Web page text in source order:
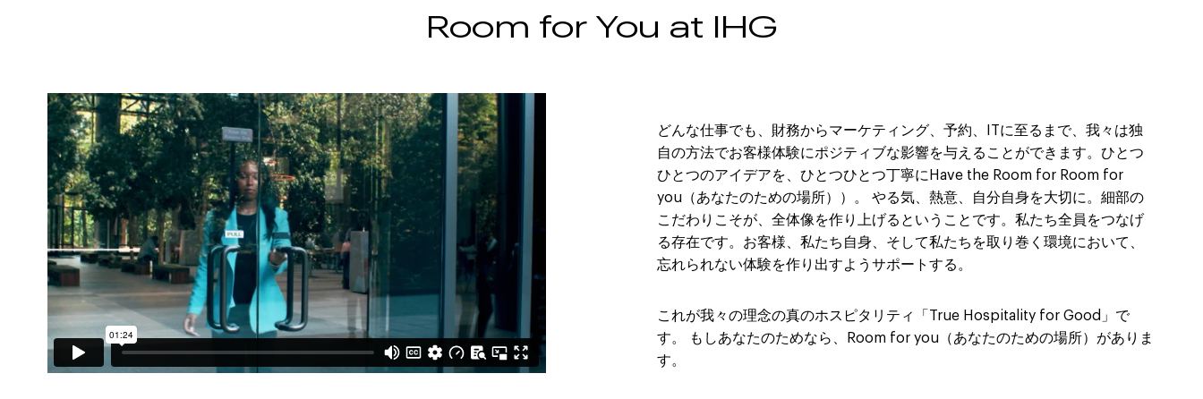
Room for You at IHG
どんな仕事でも、財務からマーケティング、予約、ITに至るまで、我々は独
自の方法でお客様体験にポジティブな影響を与えることができます。ひとつ
ひとつのアイデアを、ひとつひとつ丁寧にHave the Room for Room for
you（あなたのための場所））。 やる気、熱意、自分自身を大切に。細部の
こだわりこそが、全体像を作り上げるということです。私たち全員をつなげ
る存在です。お客様、私たち自身、そして私たちを取り巻く環境において、
忘れられない体験を作り出すようサポートする。
これが我々の理念の真のホスピタリティ「True Hospitality for Good」で
す。 もしあなたのためなら、Room for you（あなたのための場所）がありま
す。